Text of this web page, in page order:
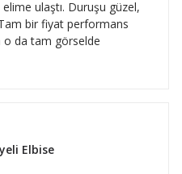
ulaştı. Duruşu güzel,
bir fiyat performans
o da tam görselde
Elbise